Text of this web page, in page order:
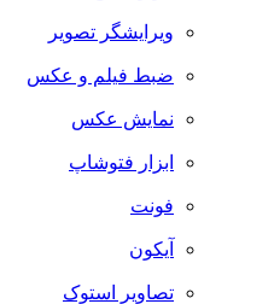
ویرایشگر تصویر
ضبط فيلم و عكس
نمایش عکس
ابزار فتوشاپ
فونت
آیکون
تصاویر استوک